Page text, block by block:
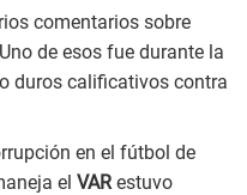
comentarios sobre
de esos fue durante la
duros calificativos contra
en el fútbol de
el VARestuvo